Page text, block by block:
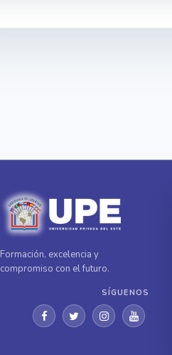
Formación, excelencia y
compromiso con el futuro.
SÍGUENOS